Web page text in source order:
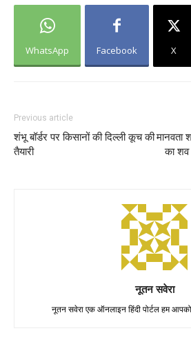
WhatsApp Facebook X
Previous article
शंभू बॉर्डर पर किसानों की दिल्ली कूच की
तैयारी
मानवता
का शव
नूतन सवेरा
नूतन सवेरा एक ऑनलाइन हिंदी पोर्टल हम